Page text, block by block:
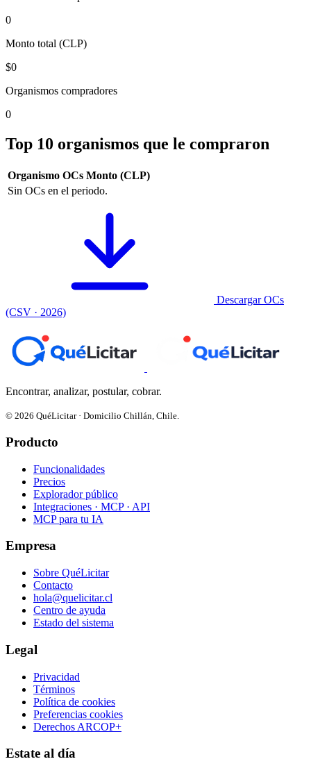
0
Monto total (CLP)
$0
Organismos compradores
0
Top 10 organismos que le compraron
Organismo OCs Monto (CLP)
Sin OCs en el periodo.
Descargar OCs
(CSV · 2026)
Encontrar, analizar, postular, cobrar.
© 2026 QuéLicitar · Domicilio Chillán, Chile.
Producto
Funcionalidades
Precios
Explorador público
Integraciones · MCP · API
MCP para tu IA
Empresa
Sobre QuéLicitar
Contacto
hola@quelicitar.cl
Centro de ayuda
Estado del sistema
Legal
Privacidad
Términos
Política de cookies
Preferencias cookies
Derechos ARCOP+
Estate al día